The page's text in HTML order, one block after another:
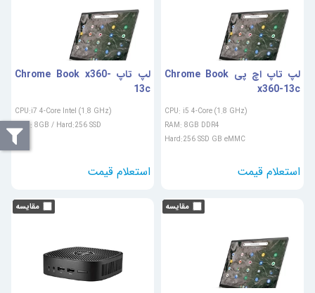
لپ تاپ اچ پی Chrome Book
x360-13c
CPU: i5 4-Core (1.8 GHz)
RAM: 8GB DDR4
Hard:256 SSD GB eMMC
لپ تاپ Chrome Book x360-
13c
CPU:i7 4-Core Intel (1.8 GHz)
RAM: 8GB / Hard:256 SSD